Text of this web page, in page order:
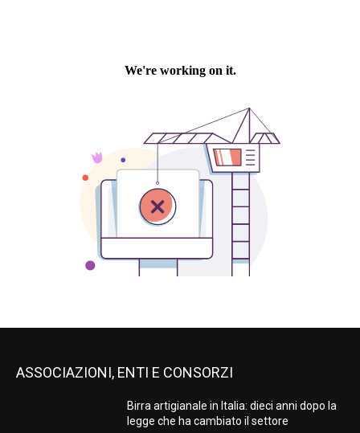
ASSOCIAZIONI, ENTI E CONSORZI
Birra artigianale in Italia: dieci anni dopo la
legge che ha cambiato il settore